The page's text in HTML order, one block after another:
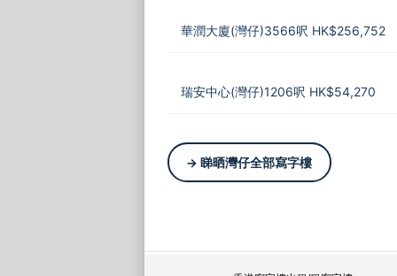
華潤大廈(灣仔)3566呎 HK$256,752
瑞安中心(灣仔)1206呎 HK$54,270
→ 睇晒灣仔全部寫字樓